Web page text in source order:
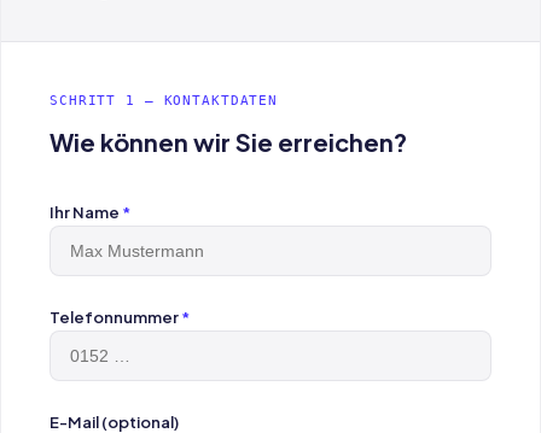
SCHRITT 1 — KONTAKTDATEN
Wie können wir Sie erreichen?
Ihr Name *
Telefonnummer*
E-Mail (optional)